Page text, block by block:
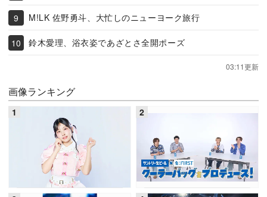
M!LK 佐野勇斗、大忙しのニューヨーク旅行
鈴木愛理、浴衣姿であざとさ全開ポーズ
03:11更新
画像ランキング